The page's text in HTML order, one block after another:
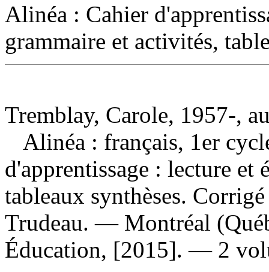
Alinéa : Cahier
grammaire et activités,
Tremblay, Carole, 1957-,
Alinéa : français, 1er
d'apprentissage : lecture et
tableaux synthèses.
Trudeau. — Montréal
Éducation, [2015]. — 2